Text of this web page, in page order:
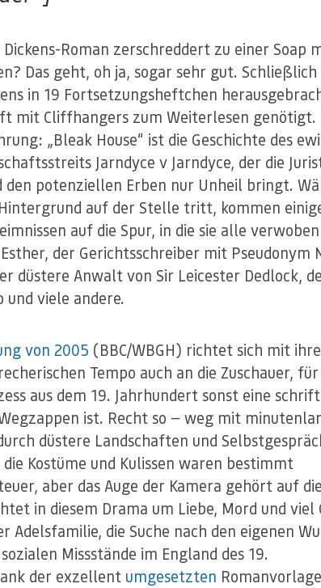
Roman zerschreddert zu einer Soap
Das geht, oh ja, sogar sehr gut.
in 19 Fortsetzungsheftchen
mit Cliffhangers zum Weiterlesen genötigt.
„Bleak House“ ist die Geschichte des
Jarndyce v Jarndyce, der die
potenziellen Erben nur Unheil bringt.
auf der Stelle tritt, kommen
auf die Spur, in die sie alle
der Gerichtsschreiber mit Pseudonym
düstere Anwalt von Sir Leicester Dedlock,
viele andere.
von 2005 (BBC/WBGH) richtet sich mit
Tempo auch an die Zuschauer, für
aus dem 19. Jahrhundert sonst eine
ist. Recht so — weg mit
düstere Landschaften und
die Kostüme und Kulissen waren bestimmt
aber das Auge der Kamera gehört auf die
in diesem Drama um Liebe, Mord und viel
Adelsfamilie, die Suche nach den eigenen
Missstände im England des 19.
der exzellent umgesetzten